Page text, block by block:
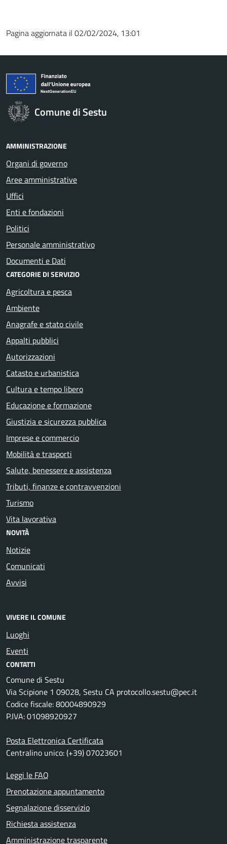
Pagina aggiornata il 02/02/2024, 13:01
Comune di Sestu
AMMINISTRAZIONE
Organi di governo
Aree amministrative
Uffici
Enti e fondazioni
Politici
Personale amministrativo
Documenti e Dati
CATEGORIE DI SERVIZIO
Agricoltura e pesca
Ambiente
Anagrafe e stato civile
Appalti pubblici
Autorizzazioni
Catasto e urbanistica
Cultura e tempo libero
Educazione e formazione
Giustizia e sicurezza pubblica
Imprese e commercio
Mobilità e trasporti
Salute, benessere e assistenza
Tributi, finanze e contravvenzioni
Turismo
Vita lavorativa
NOVITÀ
Notizie
Comunicati
Avvisi
VIVERE IL COMUNE
Luoghi
Eventi
CONTATTI
Comune di Sestu
Via Scipione 1 09028, Sestu CA protocollo.sestu@pec.it
Codice fiscale: 80004890929
P.IVA: 01098920927
Posta Elettronica Certificata
Centralino unico: (+39) 07023601
Leggi le FAQ
Prenotazione appuntamento
Segnalazione disservizio
Richiesta assistenza
Amministrazione trasparente